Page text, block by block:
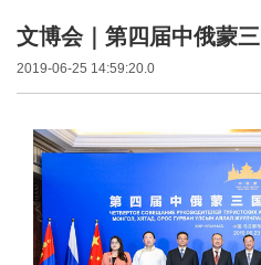
文博会｜第四届中俄蒙
2019-06-25 14:59:20.0